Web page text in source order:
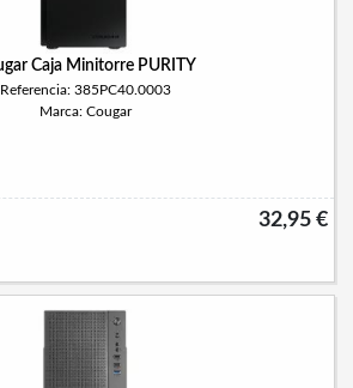
Caja Minitorre PURITY
Referencia: 385PC40.0003
Marca: Cougar
32,95 €